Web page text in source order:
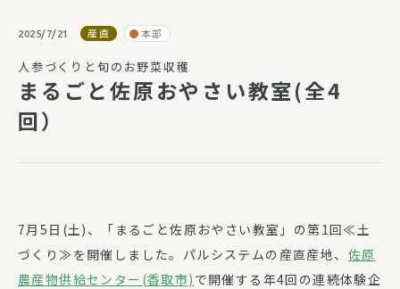
2025/7/21 産直 本部
人参づくりと旬のお野菜収穫
まるごと佐原おやさい教室(全4
回）
7月5日(土)、「まるごと佐原おやさい教室」の第1回≪土
づくり≫を開催しました。パルシステムの産直産地、 佐原
農産物供給センター(香取市) で開催する年4回の連続体験企